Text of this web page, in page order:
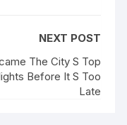
NEXT POST
The City S Top
Before It S Too
Late